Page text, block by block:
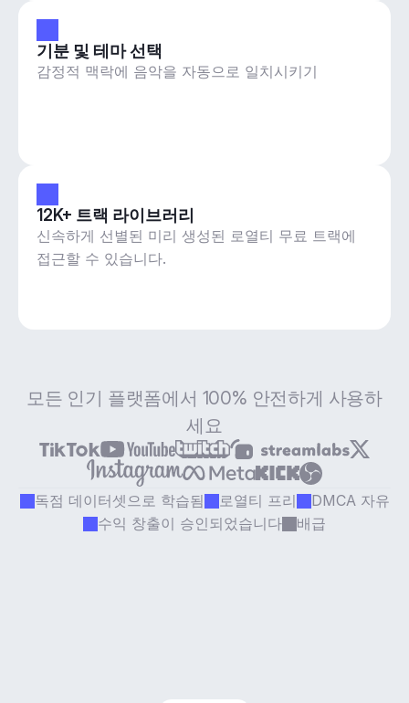
기분 및 테마 선택
감정적 맥락에 음악을 자동으로 일치시키기
12K+ 트랙 라이브러리
신속하게 선별된 미리 생성된 로열티 무료 트랙에
접근할 수 있습니다.
모든 인기 플랫폼에서 100% 안전하게 사용하
세요
독점 데이터셋으로 학습됨 로열티 프리
DMCA 자유
수익 창출이 승인되었습니다
배급